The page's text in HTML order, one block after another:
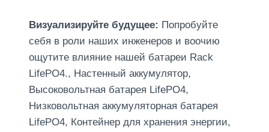
Визуализируйте будущее: Попробуйте
себя в роли наших инженеров и воочию
ощутите влияние нашей батареи Rack
LifePO4., Настенный аккумулятор,
Высоковольтная батарея LifePO4,
Низковольтная аккумуляторная батарея
LifePO4, Контейнер для хранения энергии,